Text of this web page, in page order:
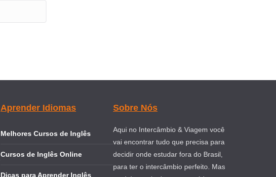
Aprender Idiomas
Melhores Cursos de Inglês
Cursos de Inglês Online
Dicas para Aprender Inglês
Sobre Nós
Aqui no Intercâmbio & Viagem você
vai encontrar tudo que precisa para
decidir onde estudar fora do Brasil,
para ter o intercâmbio perfeito. Mas